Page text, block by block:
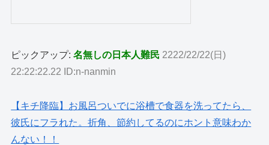
ピックアップ:名無しの日本人難民 2222/22/22(日)
22:22:22.22 ID:n-nanmin
【キチ降臨】お風呂ついでに浴槽で食器を洗ってたら、
彼氏にフラれた。折角、節約してるのにホント意味わか
んない！！